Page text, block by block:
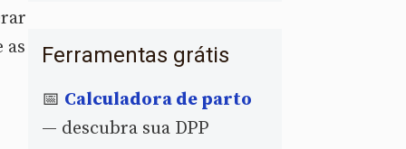
as
Ferramentas grátis
📅 Calculadora de parto
— descubra sua DPP